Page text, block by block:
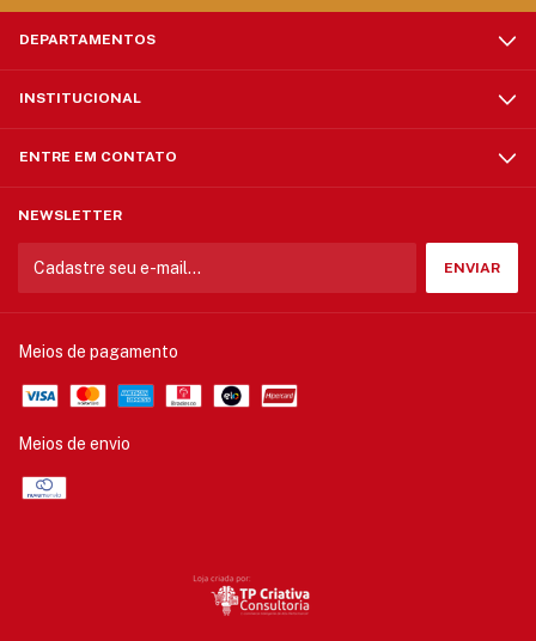
DEPARTAMENTOS
INSTITUCIONAL
ENTRE EM CONTATO
NEWSLETTER
Meios de pagamento
Meios de envio